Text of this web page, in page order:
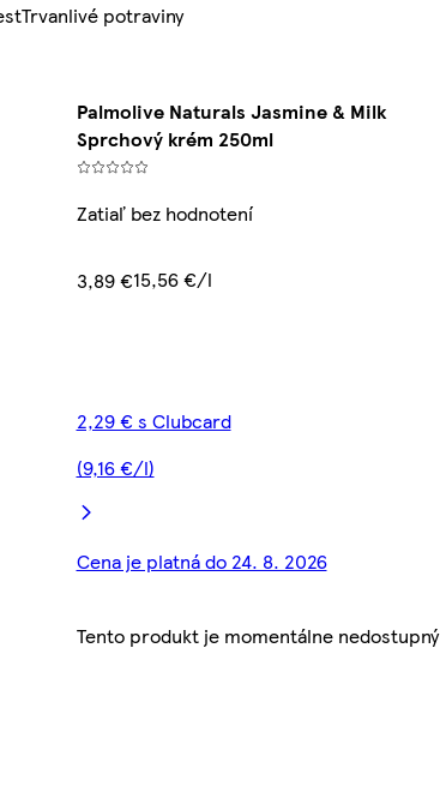
Trvanlivé potraviny
Palmolive Naturals Jasmine & Milk
Sprchový krém 250ml
Zatiaľ bez hodnotení
3,89 €15,56 €/l
2,29 € s Clubcard
(9,16 €/l)
Cena je platná do 24. 8. 2026
Tento produkt je momentálne nedostupný